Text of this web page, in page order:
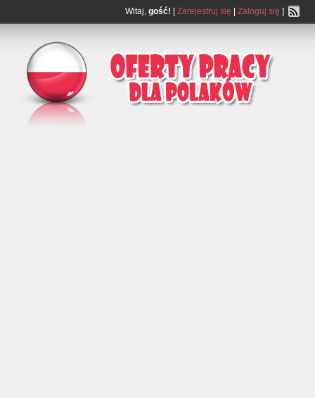
Witaj, gość! [Zarejestruj się Zaloguj się ]